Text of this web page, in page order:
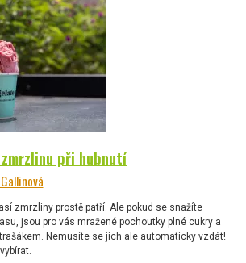
při hubnutí
zmrzliny prostě patří. Ale pokud se snažíte
jsou pro vás mražené pochoutky plné cukry a
Nemusíte se jich ale automaticky vzdát!